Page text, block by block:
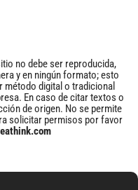
no debe ser reproducida,
y en ningún formato; esto
método digital o tradicional
En caso de citar textos o
de origen. No se permite
solicitar permisos por favor